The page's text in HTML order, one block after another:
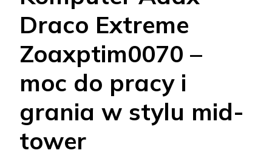
Draco Extreme
Zoaxptim0070 –
moc do pracy i
grania w stylu mid-
tower